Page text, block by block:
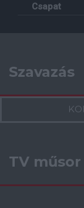
Csapat
Szavazás
TV műsor